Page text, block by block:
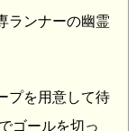
ランナーの幽霊
プを用意して待
ゴールを切っ